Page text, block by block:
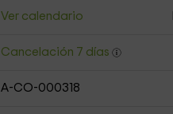
Ver calendario
Cancelación 7 días
A-CO-000318